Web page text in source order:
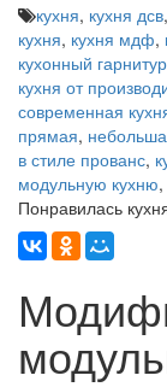
кухня, кухня дсв,
кухня, кухня мдф,
кухонный гарнитур
кухня от
современная
прямая,
в стиле прованс,
модульную кухню,
Понравилась